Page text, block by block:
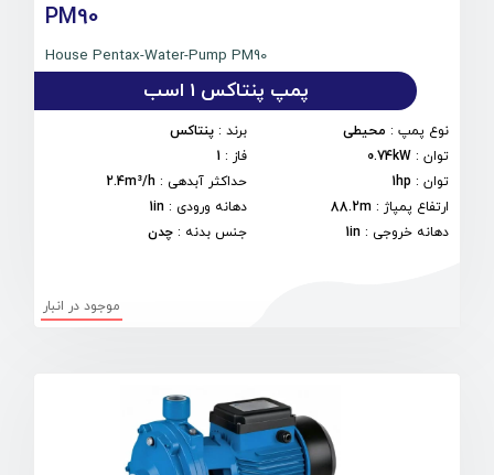
PM90
House Pentax-Water-Pump PM90
پمپ پنتاکس 1 اسب
نوع پمپ : محیطی برند: پنتاکس
توان :
0.74kW فاز :
1
توان :
1hp حداکثر آبدهی :
2.4m³/h
ارتفاع پمپاژ :
88.2m دهانه ورودی :
1in
دهانه خروجی :
1in جنس بدنه : چدن
موجود در انبار